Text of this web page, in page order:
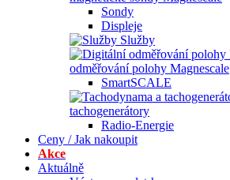
Sondy
Displeje
Služby
odměřování polohy Magnescale
SmartSCALE
tachogenerátory
Radio-Energie
Ceny / Jak nakoupit
Akce
Aktuálně